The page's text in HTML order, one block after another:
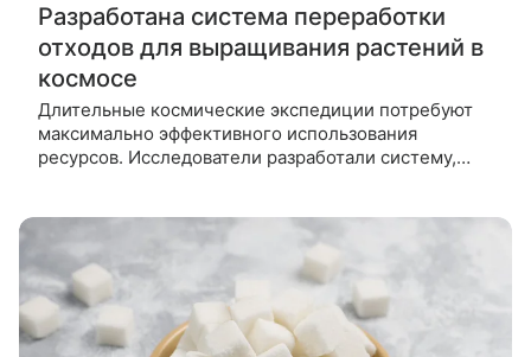
Разработана система переработки
отходов для выращивания растений в
космосе
Длительные космические экспедиции потребуют
максимально эффективного использования
ресурсов. Исследователи разработали систему,